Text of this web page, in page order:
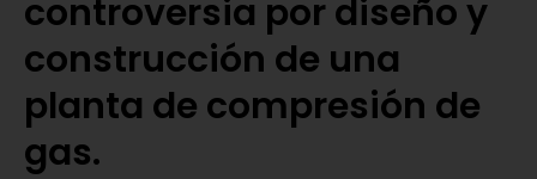
controversia por diseño y
construcción de una
planta de compresión de
gas.